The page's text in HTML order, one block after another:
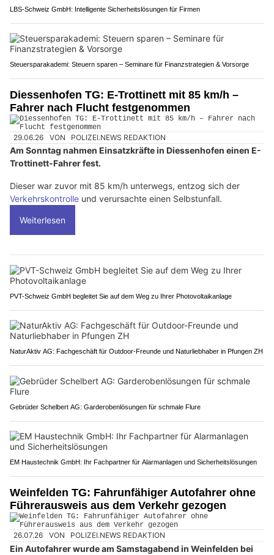
LBS-Schweiz GmbH: Intelligente Sicherheitslösungen für Firmen
Steuersparakademi: Steuern sparen – Seminare für Finanzstrategien & Vorsorge
Diessenhofen TG: E-Trottinett mit 85 km/h –
Fahrer nach Flucht festgenommen
29.06.26 VON POLIZEI.NEWS REDAKTION
Am Sonntag nahmen Einsatzkräfte in Diessenhofen einen E-
Trottinett-Fahrer fest.
Dieser war zuvor mit 85 km/h unterwegs, entzog sich der
Verkehrskontrolle und verursachte einen Selbstunfall.
Weiterlesen
PVT-Schweiz GmbH begleitet Sie auf dem Weg zu Ihrer Photovoltaikanlage
NaturAktiv AG: Fachgeschäft für Outdoor-Freunde und Naturliebhaber in Pfungen ZH
Gebrüder Schelbert AG: Garderobenlösungen für schmale Flure
EM Haustechnik GmbH: Ihr Fachpartner für Alarmanlagen und Sicherheitslösungen
Weinfelden TG: Fahrunfähiger Autofahrer ohne
Führerausweis aus dem Verkehr gezogen
26.07.26 VON POLIZEI.NEWS REDAKTION
Ein Autofahrer wurde am Samstagabend in Weinfelden bei